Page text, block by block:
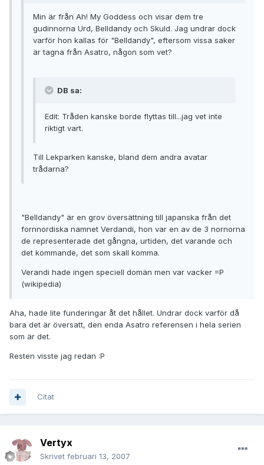
Min är från Ah! My Goddess och visar dem tre
gudinnorna Urd, Belldandy och Skuld. Jag undrar dock
varför hon kallas för "Belldandy", eftersom vissa saker
är tagna från Asatro, någon som vet?
DB sa:
Edit: Tråden kanske borde flyttas till...jag vet inte
riktigt vart.
Till Lekparken kanske, bland dem andra avatar
trådarna?
"Belldandy" är en grov översättning till japanska från det
fornnordiska namnet Verdandi, hon var en av de 3 nornorna
de representerade det gångna, urtiden, det varande och
det kommande, det som skall komma.
Verandi hade ingen speciell domän men var vacker =P
(wikipedia)
Aha, hade lite funderingar åt det hållet. Undrar dock varför då
bara det är översatt, den enda Asatro referensen i hela serien
som är det.
Resten visste jag redan :P
Citat
Vertyx
Skrivet februari 13, 2007